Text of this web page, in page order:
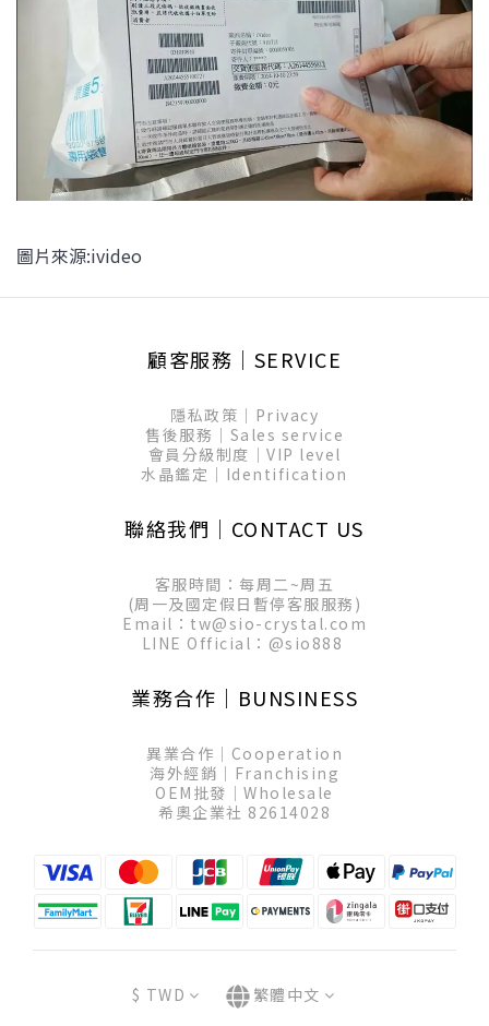
圖片來源:ivideo
顧客服務│SERVICE
隱私政策│Privacy
售後服務│Sales service
會員分級制度│VIP level
水晶鑑定│Identification
聯絡我們│CONTACT US
客服時間：每周二~周五
(周一及國定假日暫停客服服務)
Email：tw@sio-crystal.com
LINE Official： @sio888
業務合作│BUNSINESS
異業合作│Cooperation
海外經銷│Franchising
OEM批發│Wholesale
希奧企業社 82614028
$ TWD 繁體中文